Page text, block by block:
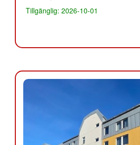
Tillgänglig: 2026-10-01